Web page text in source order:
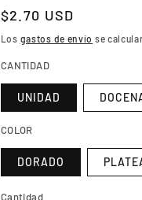
Precio
habitual
$2.70 USD
Los gastos de envío se
CANTIDAD
UNIDAD
COLOR
DORADO
Cantidad